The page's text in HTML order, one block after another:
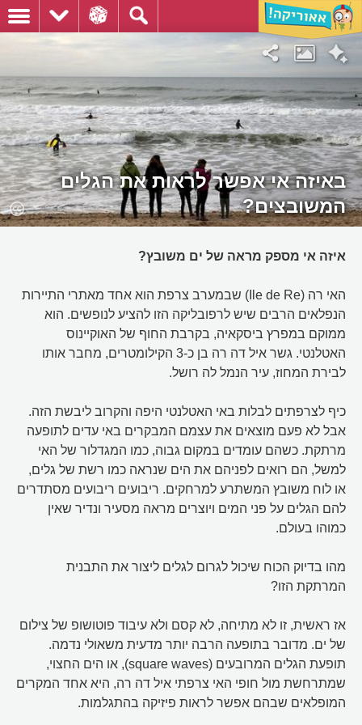
באיזה אי אפשר לראות את הגלים
המשובצים?
איזה אי מספק מראה של ים משובץ?
האי רה (Ile de Re) שבמערב צרפת הוא אחד מאתרי התיירות
הנפלאים הרבים שיש לרפובליקה הזו להציע לנופשים. הוא
ממוקם במפרץ ביסקאיה, בקרבת החוף של האוקיינוס
האטלנטי. גשר איל דה רה בן כ-3 הקילומטרים, מחבר אותו
לבירת המחוז, עיר הנמל לה רושל.
כיף לצרפתים לבלות באי האטלנטי היפה והקרוב ליבשת הזה.
אבל לא פעם מוצאים את עצמם המבקרים באי עדים לתופעה
מרתקת. כשהם עומדים במקום גבוה, כמו המגדלור של האי
למשל, הם רואים לפניהם את הים שנראה כמו רשת של גלים,
או לוח משובץ המשתרע למרחקים. ריבועים ריבועים מסתדרים
להם הגלים על פני המים ויוצרים מראה מסעיר ונדיר שאין
כמוהו בעולם.
מהו בדיוק הכוח שיכול לגרום לגלים ליצור את התבנית
המרתקת הזו?
אז ראשית, זו לא מתיחה, לא קסם ולא עיבוד פוטושופ של צילום
של ים. מדובר בתופעה הרבה יותר מדעית משאולי נדמה.
תופעת הגלים המרובעים (square waves), או הים החצוי,
שמתרחשת מול חופי האי צרפתי איל דה רה, היא אחד המקרים
המופלאים שבהם אפשר לראות פיזיקה בהתגלמות.